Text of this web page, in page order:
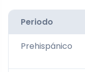
Periodo
Prehispánico